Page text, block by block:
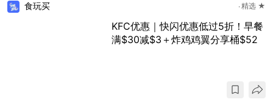
食玩买 精选 ★
KFC优惠｜快闪优惠低过5折！早餐
满$30减$3＋炸鸡鸡翼分享桶$52